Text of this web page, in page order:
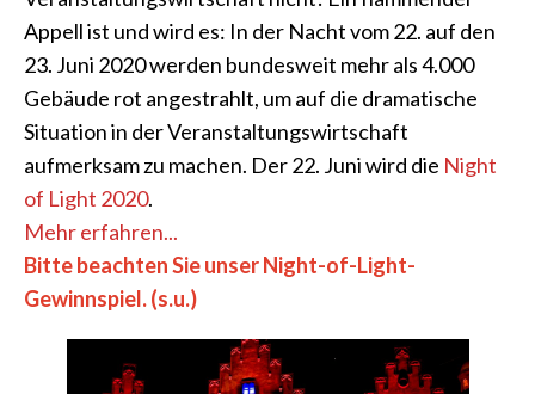
Appell ist und wird es: In der Nacht vom 22. auf den
23. Juni 2020 werden bundesweit mehr als 4.000
Gebäude rot angestrahlt, um auf die dramatische
Situation in der Veranstaltungswirtschaft
aufmerksam zu machen. Der 22. Juni wird die Night
of Light 2020.
Mehr erfahren...
Bitte beachten Sie unser Night-of-Light-
Gewinnspiel. (s.u.)